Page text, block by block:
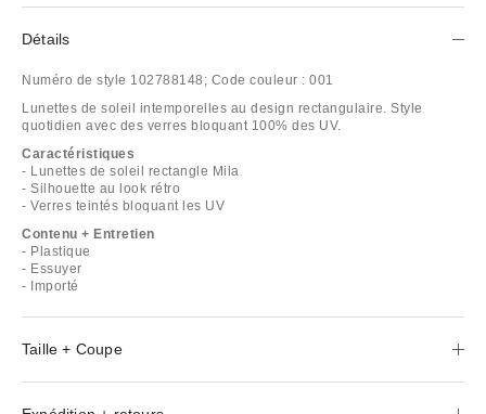
Détails
Numéro de style 102788148; Code couleur : 001
Lunettes de soleil intemporelles au design rectangulaire. Style
quotidien avec des verres bloquant 100% des UV.
Caractéristiques
- Lunettes de soleil rectangle Mila
- Silhouette au look rétro
- Verres teintés bloquant les UV
Contenu + Entretien
- Plastique
- Essuyer
- Importé
Taille + Coupe